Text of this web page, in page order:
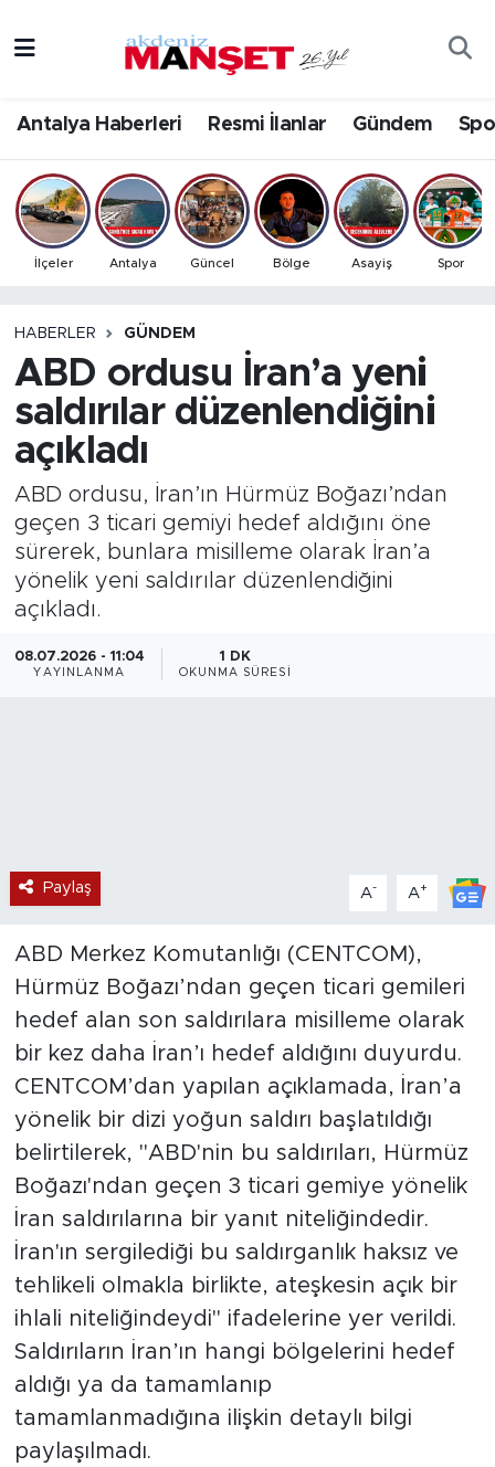
Antalya Haberleri Resmi İlanlar Gündem
İlçeler Antalya Güncel Bölge Asayiş Spor
HABERLER GÜNDEM
ABD ordusu İran’a yeni
saldırılar düzenlendiğini
açıkladı
ABD ordusu, İran’ın Hürmüz Boğazı’ndan
geçen 3 ticari gemiyi hedef aldığını öne
sürerek, bunlara misilleme olarak İran’a
yönelik yeni saldırılar düzenlendiğini
açıkladı.
08.07.2026 - 11:04
YAYINLANMA
1 DK
OKUNMA SÜRESI
Paylaş A- A+
ABD Merkez Komutanlığı (CENTCOM),
Hürmüz Boğazı’ndan geçen ticari gemileri
hedef alan son saldırılara misilleme olarak
bir kez daha İran’ı hedef aldığını duyurdu.
CENTCOM’dan yapılan açıklamada, İran’a
yönelik bir dizi yoğun saldırı başlatıldığı
belirtilerek, "ABD'nin bu saldırıları, Hürmüz
Boğazı'ndan geçen 3 ticari gemiye yönelik
İran saldırılarına bir yanıt niteliğindedir.
İran'ın sergilediği bu saldırganlık haksız ve
tehlikeli olmakla birlikte, ateşkesin açık bir
ihlali niteliğindeydi" ifadelerine yer verildi.
Saldırıların İran’ın hangi bölgelerini hedef
aldığı ya da tamamlanıp
tamamlanmadığına ilişkin detaylı bilgi
paylaşılmadı.
Bilim & Teknoloji
Eğitim
Ekonomi
Gündem
İlçeler
Kültür- Sanat
Magazin
Özel Haber
Politika
Turizm
Antalya Hava Durumu
Antalya Namaz Vakitleri
Antalya Trafik Yoğunluk Haritası
Tüm Manşetler
Son Dakika Haberleri
Haber Arşivi